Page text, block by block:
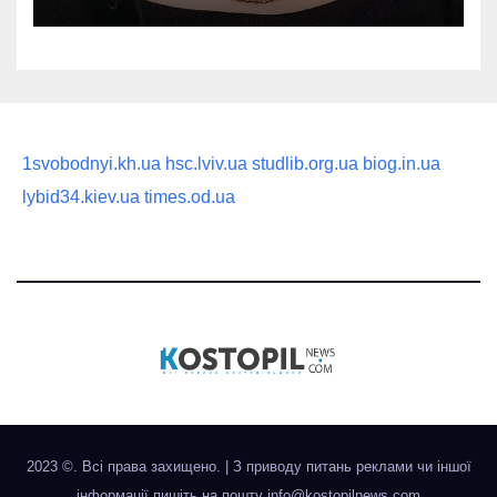
1svobodnyi.kh.ua hsc.lviv.ua studlib.org.ua biog.in.ua
lybid34.kiev.ua times.od.ua
2023 ©. Всі права захищено. | З приводу питань реклами чи іншої